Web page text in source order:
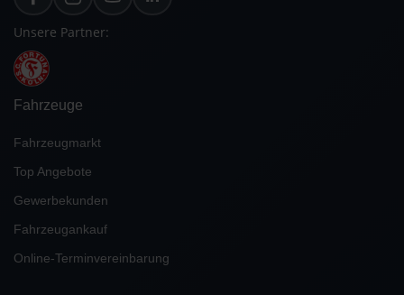
Unsere Partner:
Fahrzeuge
Fahrzeugmarkt
Top Angebote
Gewerbekunden
Fahrzeugankauf
Online-Terminvereinbarung